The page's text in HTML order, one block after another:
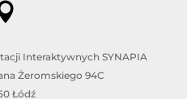
Interaktywnych SYNAPIA
Żeromskiego 94C
Łódź